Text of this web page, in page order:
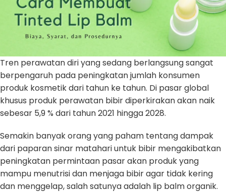
Tren perawatan diri yang sedang berlangsung sangat
berpengaruh pada peningkatan jumlah konsumen
produk kosmetik dari tahun ke tahun. Di pasar global
khusus produk perawatan bibir diperkirakan akan naik
sebesar 5,9 % dari tahun 2021 hingga 2028.
Semakin banyak orang yang paham tentang dampak
dari paparan sinar matahari untuk bibir mengakibatkan
peningkatan permintaan pasar akan produk yang
mampu menutrisi dan menjaga bibir agar tidak kering
dan menggelap, salah satunya adalah lip balm organik.